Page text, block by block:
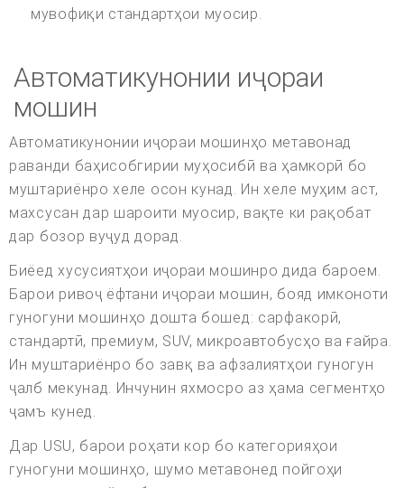
мувофиқи стандартҳои муосир.
Автоматикунонии иҷораи
мошин
Автоматикунонии иҷораи мошинҳо метавонад
раванди баҳисобгирии муҳосибӣ ва ҳамкорӣ бо
муштариёнро хеле осон кунад. Ин хеле муҳим аст,
махсусан дар шароити муосир, вақте ки рақобат
дар бозор вуҷуд дорад.
Биёед хусусиятҳои иҷораи мошинро дида бароем.
Барои ривоҷ ёфтани иҷораи мошин, бояд имконоти
гуногуни мошинҳо дошта бошед: сарфакорӣ,
стандартӣ, премиум, SUV, микроавтобусҳо ва ғайра.
Ин муштариёнро бо завқ ва афзалиятҳои гуногун
ҷалб мекунад. Инчунин яхмосро аз ҳама сегментҳо
ҷамъ кунед.
Дар USU, барои роҳати кор бо категорияҳои
гуногуни мошинҳо, шумо метавонед пойгоҳи